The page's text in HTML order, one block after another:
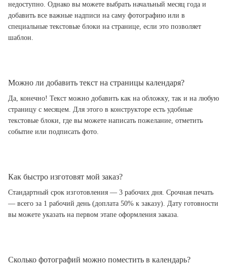
недоступно. Однако вы можете выбрать начальный месяц года и
добавить все важные надписи на саму фотографию или в
специальные текстовые блоки на странице, если это позволяет
шаблон.
Можно ли добавить текст на страницы календаря?
Да, конечно! Текст можно добавить как на обложку, так и на любую
страницу с месяцем. Для этого в конструкторе есть удобные
текстовые блоки, где вы можете написать пожелание, отметить
событие или подписать фото.
Как быстро изготовят мой заказ?
Стандартный срок изготовления — 3 рабочих дня. Срочная печать
— всего за 1 рабочий день (доплата 50% к заказу). Дату готовности
вы можете указать на первом этапе оформления заказа.
Сколько фотографий можно поместить в календарь?